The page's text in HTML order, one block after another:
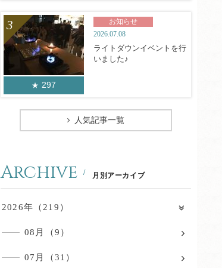
297
お知らせ
2026.07.08
ライトダウンイベントを行
いました♪
人気記事一覧
Archive 月別アーカイブ
2026年（219）
08月（9）
07月（31）